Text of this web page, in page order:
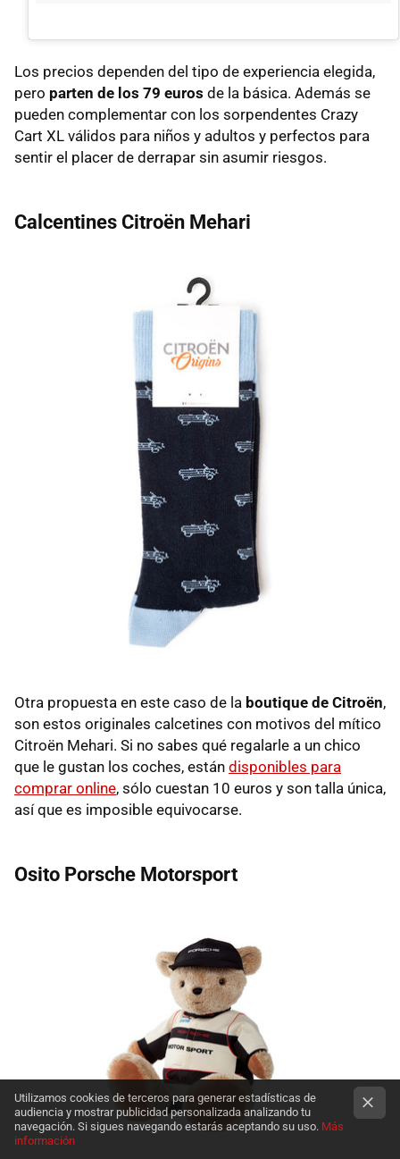
Los precios dependen del tipo de experiencia elegida,
pero parten de los 79 euros de la básica. Además se
pueden complementar con los sorpendentes Crazy
Cart XL válidos para niños y adultos y perfectos para
sentir el placer de derrapar sin asumir riesgos.
Calcentines Citroën Mehari
Otra propuesta en este caso de la boutique de Citroën,
son estos originales calcetines con motivos del mítico
Citroën Mehari. Si no sabes qué regalarle a un chico
que le gustan los coches, están disponibles para
comprar online, sólo cuestan 10 euros y son talla única,
así que es imposible equivocarse.
Osito Porsche Motorsport
Utilizamos cookies de terceros para generar estadísticas de
audiencia y mostrar publicidad personalizada analizando tu
navegación. Si sigues navegando estarás aceptando su uso. Más
información